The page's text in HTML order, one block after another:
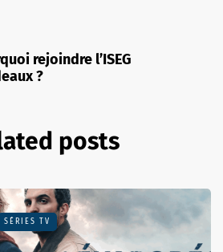
rejoindre l’ISEG
?
posts
SÉRIES TV